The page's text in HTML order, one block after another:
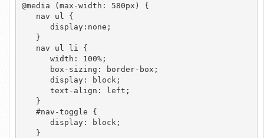
@media (max-width: 580px) {
   nav ul {
      display:none;
   }
   nav ul li {
      width: 100%;
      box-sizing: border-box;
      display: block;
      text-align: left;
   }
   #nav-toggle {
      display: block;
   }